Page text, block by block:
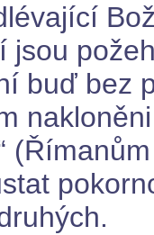
jsou
buď bez